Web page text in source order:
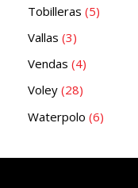
Tobilleras 5
Vallas 3
Vendas 4
Voley 28
Waterpolo 6